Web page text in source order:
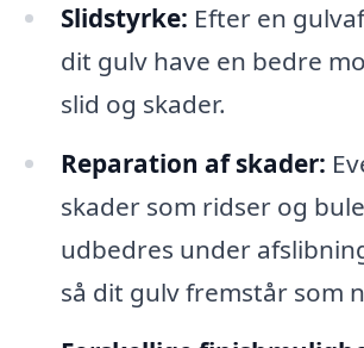
Slidstyrke: Efter en
dit gulv have en bedre
slid og skader.
Reparation af skader:
skader som ridser og
udbedres under
så dit gulv fremstår som